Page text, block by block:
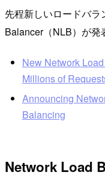
先程新しいロードバ
Balancer（NLB）が発
New Network
Millions of
Announcing
Balancing
Network Load